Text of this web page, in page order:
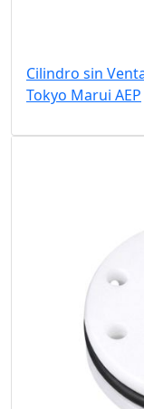
Cilindro sin
Tokyo Marui AEP